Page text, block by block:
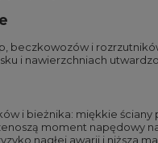
i
i nawierzchniach
i bieżnika: miękkie
moment napędowy
nagłej awarii i niższa